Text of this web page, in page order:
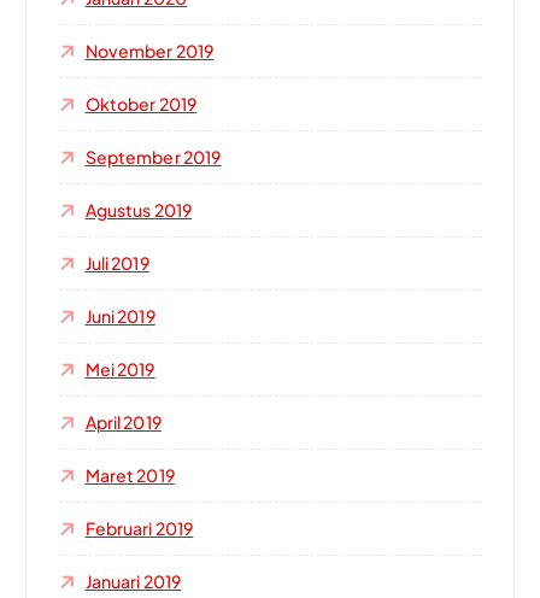
November 2019
Oktober 2019
September 2019
Agustus 2019
Juli 2019
Juni 2019
Mei 2019
April 2019
Maret 2019
Februari 2019
Januari 2019